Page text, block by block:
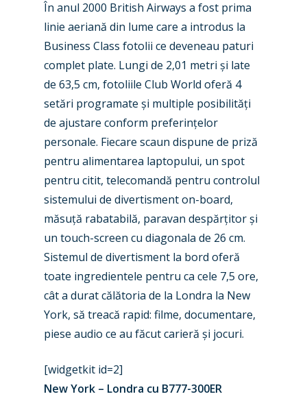
În anul 2000 British Airways a fost prima
linie aeriană din lume care a introdus la
Business Class fotolii ce deveneau paturi
complet plate. Lungi de 2,01 metri și late
de 63,5 cm, fotoliile Club World oferă 4
setări programate și multiple posibilități
de ajustare conform preferințelor
personale. Fiecare scaun dispune de priză
pentru alimentarea laptopului, un spot
pentru citit, telecomandă pentru controlul
sistemului de divertisment on-board,
măsuță rabatabilă, paravan despărțitor și
un touch-screen cu diagonala de 26 cm.
Sistemul de divertisment la bord oferă
toate ingredientele pentru ca cele 7,5 ore,
cât a durat călătoria de la Londra la New
York, să treacă rapid: filme, documentare,
piese audio ce au făcut carieră și jocuri.
[widgetkit id=2]
New York – Londra cu B777-300ER